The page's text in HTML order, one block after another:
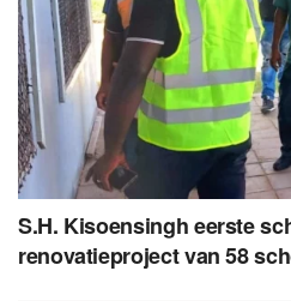
S.H. Kisoensingh eerste
renovatieproject van 58